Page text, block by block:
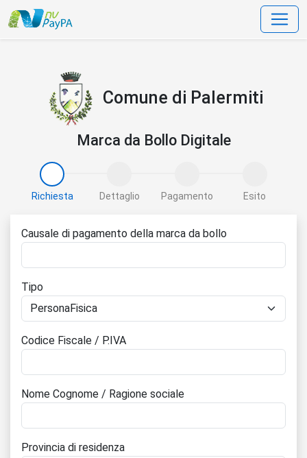
data-bs-toggle=
Comune di Palermiti
Marca da Bollo Digitale
Richiesta Dettaglio Pagamento Esito
Causale di pagamento della marca da bollo
Tipo
Codice Fiscale / P.IVA
Nome Cognome / Ragione sociale
Provincia di residenza